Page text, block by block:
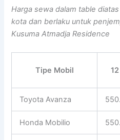
Harga sewa dalam table
kota dan berlaku untuk
Kusuma Atmadja Residence
Tipe Mobil
Toyota Avanza
Honda Mobilio